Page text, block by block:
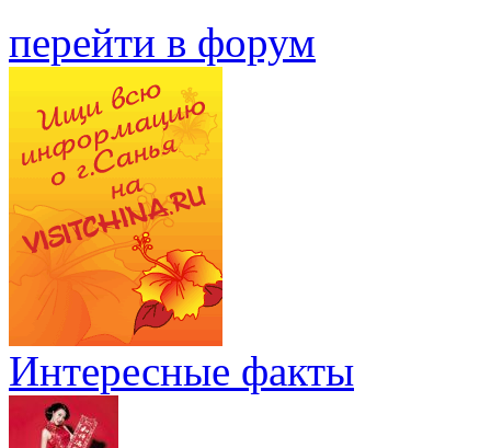
перейти в форум
Интересные факты